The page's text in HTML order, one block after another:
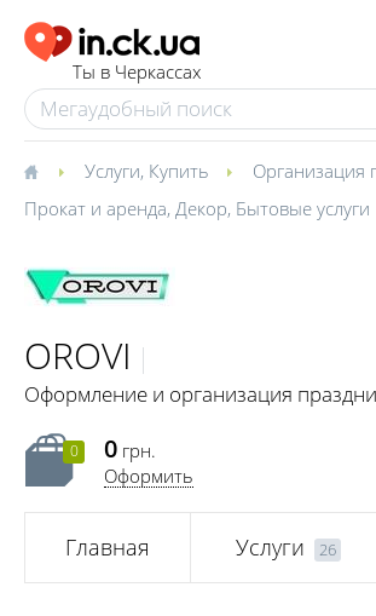
Ты в Черкассах
Услуги, Купить Организация
Прокат и аренда, Декор, Бытовые услуги
OROVI
Оформление и организация
0 0 грн.
Оформить
Главная Услуги 26